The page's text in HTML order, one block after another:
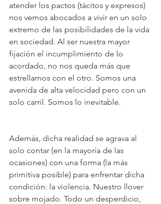
atender los pactos (tácitos y expresos)
nos vemos abocados a vivir en un solo
extremo de las posibilidades de la vida
en sociedad. Al ser nuestra mayor
fijación el incumplimiento de lo
acordado, no nos queda más que
estrellarnos con el otro. Somos una
avenida de alta velocidad pero con un
solo carril. Somos lo inevitable.
Además, dicha realidad se agrava al
solo contar (en la mayoría de las
ocasiones) con una forma (la más
primitiva posible) para enfrentar dicha
condición: la violencia. Nuestro llover
sobre mojado. Todo un desperdicio,